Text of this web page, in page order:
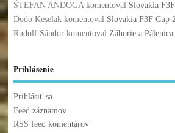
ŠTEFAN ANDOGAkomentoval Slovakia
Dodo Keselakkomentoval Slovakia F3F Cup
Rudolf Sándorkomentoval Záhorie a
Prihlásenie
Prihlásiť sa
Feed záznamov
RSS feed komentárov